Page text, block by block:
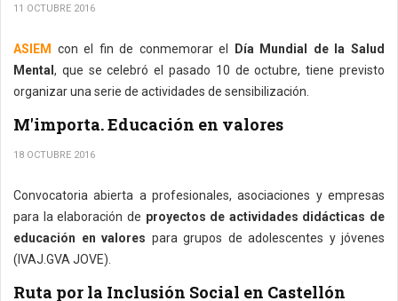
11 OCTUBRE 2016
ASIEM con el fin de conmemorar el
Día Mundial de la Salud
Mental , que se celebró el pasado 10 de octubre, tiene previsto
organizar una serie de actividades de sensibilización.
M'importa. Educación en valores
18 OCTUBRE 2016
Convocatoria abierta a profesionales, asociaciones y empresas
para la elaboración de proyectos de actividades didácticas de
educación en valores para grupos de adolescentes y jóvenes
(IVAJ.GVA JOVE).
Ruta por la Inclusión Social en Castellón